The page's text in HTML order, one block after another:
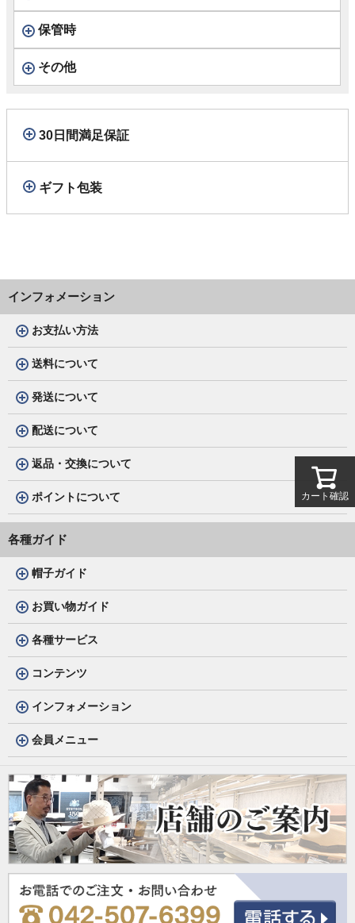
保管時
その他
30日間満足保証
ギフト包装
インフォメーション
お支払い方法
送料について
発送について
配送について
返品・交換について
ポイントについて
各種ガイド
帽子ガイド
お買い物ガイド
各種サービス
コンテンツ
インフォメーション
会員メニュー
カート確認